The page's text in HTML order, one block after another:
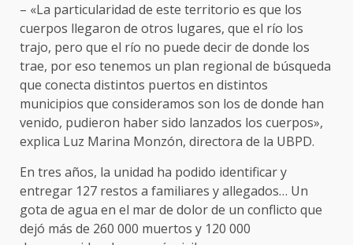
– «La particularidad de este territorio es que los
cuerpos llegaron de otros lugares, que el río los
trajo, pero que el río no puede decir de donde los
trae, por eso tenemos un plan regional de búsqueda
que conecta distintos puertos en distintos
municipios que consideramos son los de donde han
venido, pudieron haber sido lanzados los cuerpos»,
explica Luz Marina Monzón, directora de la UBPD.
En tres años, la unidad ha podido identificar y
entregar 127 restos a familiares y allegados… Un
gota de agua en el mar de dolor de un conflicto que
dejó más de 260 000 muertos y 120 000